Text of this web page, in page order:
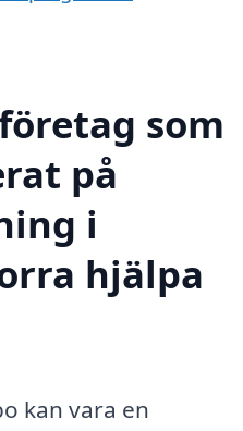
som
på
i
hjälpa
kan vara en